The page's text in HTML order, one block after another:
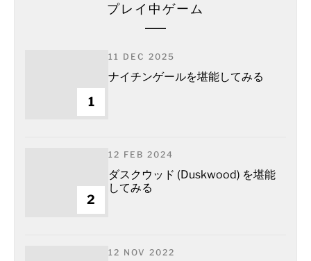
プレイ中ゲーム
1
11 DEC 2025
ナイチンゲールを堪能してみる
2
12 FEB 2024
ダスクウッド (Duskwood) を堪能
してみる
12 NOV 2022